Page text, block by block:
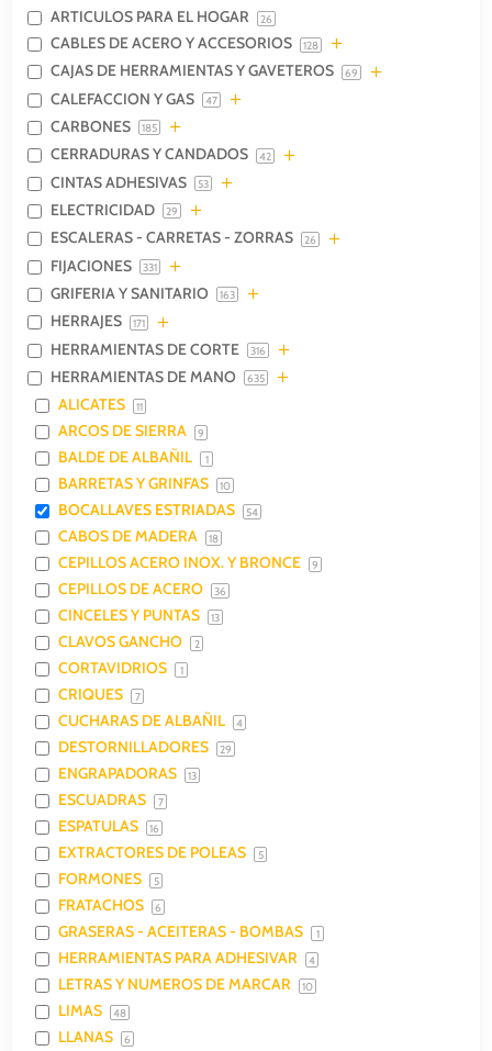
ARTICULOS PARA EL HOGAR 26
CABLES DE ACERO Y ACCESORIOS 128
CAJAS DE HERRAMIENTAS Y GAVETEROS 69
CALEFACCION Y GAS 47
CARBONES 185
CERRADURAS Y CANDADOS 42
CINTAS ADHESIVAS 53
ELECTRICIDAD 29
ESCALERAS - CARRETAS - ZORRAS 26
FIJACIONES 331
GRIFERIA Y SANITARIO 163
HERRAJES 171
HERRAMIENTAS DE CORTE 316
HERRAMIENTAS DE MANO 635
ALICATES 11
ARCOS DE SIERRA 9
BALDE DE ALBAÑIL 1
BARRETAS Y GRINFAS 10
BOCALLAVES ESTRIADAS 54
CABOS DE MADERA 18
CEPILLOS ACERO INOX. Y BRONCE 9
CEPILLOS DE ACERO 36
CINCELES Y PUNTAS 13
CLAVOS GANCHO 2
CORTAVIDRIOS 1
CRIQUES 7
CUCHARAS DE ALBAÑIL 4
DESTORNILLADORES 29
ENGRAPADORAS 13
ESCUADRAS 7
ESPATULAS 16
EXTRACTORES DE POLEAS 5
FORMONES 5
FRATACHOS 6
GRASERAS - ACEITERAS - BOMBAS 1
HERRAMIENTAS PARA ADHESIVAR 4
LETRAS Y NUMEROS DE MARCAR 10
LIMAS 48
LLANAS 6